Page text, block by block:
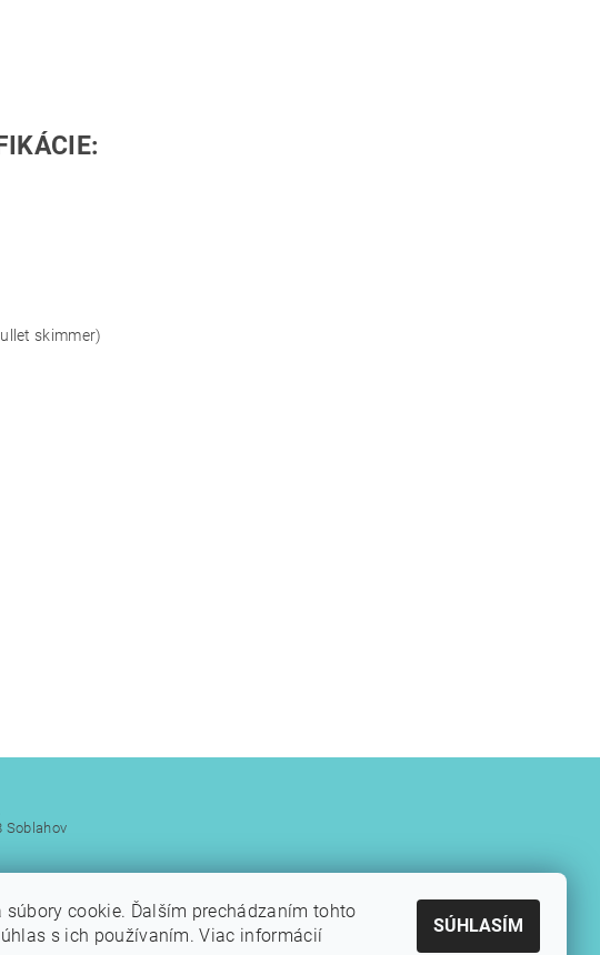
skimmer)
Soblahov
súbory cookie. Ďalším prechádzaním tohto
s ich používaním. Viac informácií
SÚHLASÍM